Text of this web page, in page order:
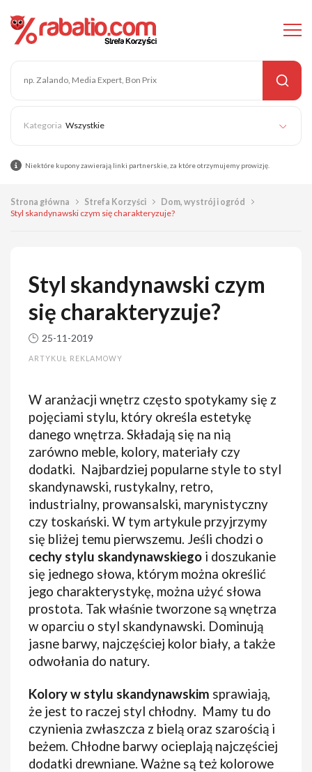
Wszystkie
Niektóre kupony zawierają linki partnerskie, za które otrzymujemy prowizję.
Strona główna Strefa Korzyści
Dom, wystrój i ogród
Styl skandynawski czym się charakteryzuje?
Styl skandynawski czym
się charakteryzuje?
25-11-2019
ARTYKUŁ REKLAMOWY
W aranżacji wnętrz często spotykamy się z
pojęciami stylu, który określa estetykę
danego wnętrza. Składają się na nią
zarówno meble, kolory, materiały czy
dodatki. Najbardziej popularne style to styl
skandynawski, rustykalny, retro,
industrialny, prowansalski, marynistyczny
czy toskański. W tym artykule przyjrzymy
się bliżej temu pierwszemu. Jeśli chodzi o
cechy stylu skandynawskiego i doszukanie
się jednego słowa, którym można określić
jego charakterystykę, można użyć słowa
prostota. Tak właśnie tworzone są wnętrza
w oparciu o styl skandynawski. Dominują
jasne barwy, najczęściej kolor biały, a także
odwołania do natury.
Kolory w stylu skandynawskim sprawiają,
że jest to raczej styl chłodny. Mamy tu do
czynienia zwłaszcza z bielą oraz szarością i
beżem. Chłodne barwy ocieplają najczęściej
dodatki drewniane. Ważne są też kolorowe